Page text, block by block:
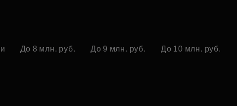
До 8 млн. руб. До 9 млн. руб. До 10 млн. руб.